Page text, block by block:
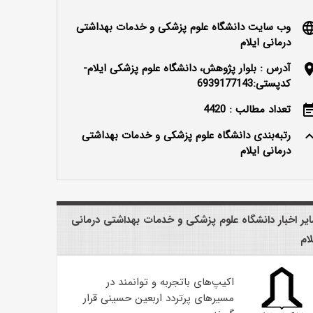
وب سایت دانشگاه علوم پزشکی و خدمات بهداشتی
درمانی ایلام
آدرس : بلوار پژوهش، دانشگاه علوم پزشکی ایلام-
کدپستی:6939177143
تعداد مطالب : 4420
keyboard_arrow_up
رتبه‌بندی دانشگاه علوم پزشکی و خدمات بهداشتی
درمانی ایلام
اخبار دانشگاه علوم پزشکی و خدمات بهداشتی درمانی
اکیپ‌های باتجربه و توانمند در
مسیرهای پرتردد اربعین حسینی قرار